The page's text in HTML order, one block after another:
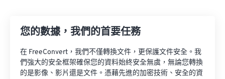
您的數據，我們的首要任務
在 FreeConvert，我們不僅轉換文件，更保護文件安全。我
們強大的安全框架確保您的資料始終安全無虞，無論您轉換
的是影像、影片還是文件。憑藉先進的加密技術、安全的資